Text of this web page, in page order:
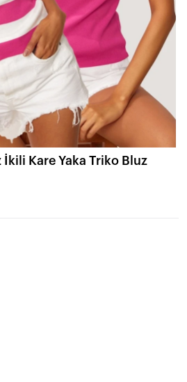
İkili Kare Yaka Triko Bluz